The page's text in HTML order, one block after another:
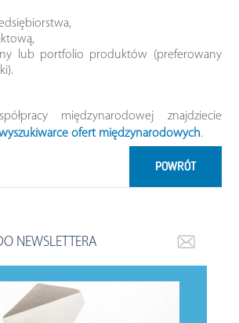
lub portfolio produktów (preferowany
międzynarodowej znajdziecie
ofert międzynarodowych.
POWRÓT
NEWSLETTERA